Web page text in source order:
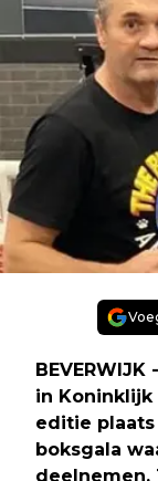
in
editie plaats
boksgala
deelnemen.